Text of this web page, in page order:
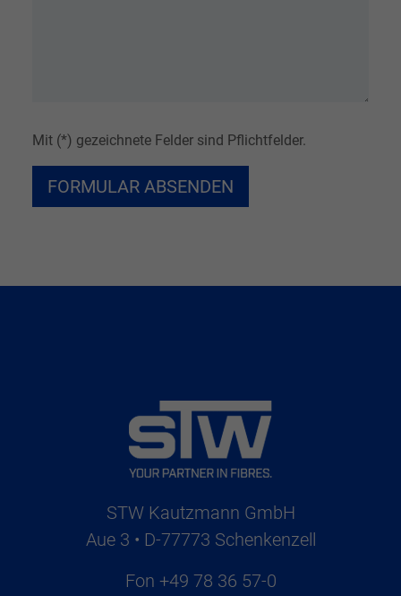
Mit (*) gezeichnete Felder sind Pflichtfelder.
STW Kautzmann GmbH
Aue 3 • D-77773 Schenkenzell
Fon +49 78 36 57-0